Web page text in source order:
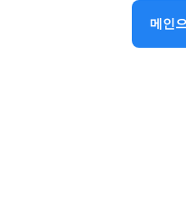
메인